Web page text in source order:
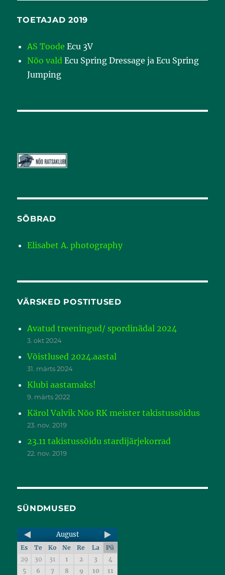
TOETAJAD 2019
AS Toode Ecu 3V
Nõo vald Ecu Spring Dressage ja Ecu Spring
Jumping
SÕBRAD
Elisabet A. photography
VÄRSKED POSTITUSED
Avatud treeningud/ spordinädal 2024
3. okt 2024
Võistlused 2024.aastal
31. märts 2024
Klubi aastamaks!
9. märts 2022
Kärol Valvik Nõo RK meister takistussõidus
23. nov. 2019
23.11 takistussõidu stardijärjekorrad
22. nov. 2019
SÜNDMUSED
August
Es Te Ko Ne Re La
Pü
29
30 31 1 2 3
4
5
6 7 8 9 10 11